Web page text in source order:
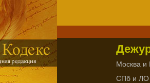
Москва
СПб и ЛО